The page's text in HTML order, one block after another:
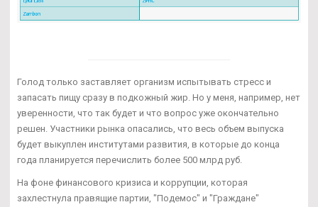
Голод только заставляет организм испытывать стресс и
запасать пищу сразу в подкожный жир. Но у меня, например, нет
уверенности, что так будет и что вопрос уже окончательно
решен. Участники рынка опасались, что весь объем выпуска
будет выкуплен институтами развития, в которые до конца
года планируется перечислить более 500 млрд руб.
На фоне финансового кризиса и коррупции, которая
захлестнула правящие партии, "Подемос" и "Граждане"